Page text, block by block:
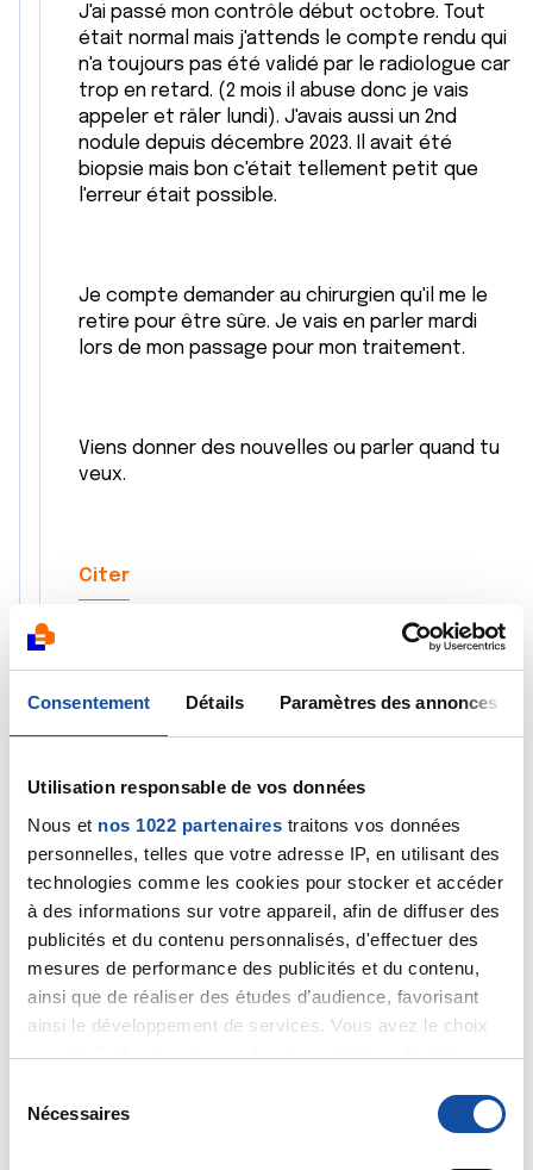
Consentement Détails Paramètres des annonces
Utilisation responsable de vos données
Nous et nos 1022 partenaires traitons vos données
personnelles, telles que votre adresse IP, en utilisant des
technologies comme les cookies pour stocker et accéder
à des informations sur votre appareil, afin de diffuser des
publicités et du contenu personnalisés, d'effectuer des
mesures de performance des publicités et du contenu,
ainsi que de réaliser des études d’audience, favorisant
ainsi le développement de services. Vous avez le choix
quant à l'utilisation de vos données et à leurs finalités.
tout moment en consultant la Déclaration relative aux
cookies ou en cliquant sur l'icône de confidentialité.
Nécessaires
J'ai passé mon contrôle début octobre. Tout
était normal mais j'attends le compte rendu qui
n'a toujours pas été validé par le radiologue car
trop en retard. (2 mois il abuse donc je vais
appeler et râler lundi). J'avais aussi un 2nd
nodule depuis décembre 2023. Il avait été
biopsie mais bon c'était tellement petit que
l'erreur était possible.
Je compte demander au chirurgien qu'il me le
retire pour être sûre. Je vais en parler mardi
lors de mon passage pour mon traitement.
Viens donner des nouvelles ou parler quand tu
veux.
Citer
07/12/2024 - 21:42
Je suis contente pour toi de lire ces
nouvelles positives et j’espère que tu seras
entendue pour le retrait de ton nodule
douteux.
Me concernant oui je sais que l’IRM est très
l’angiomammographie… et elle a confirmé
l’IRM. Toutes les masses avaient grossi, une